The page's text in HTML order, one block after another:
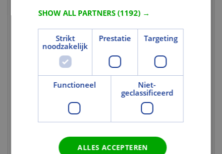
Kleur en Oppervlak
Uitgebreide
toelichting 1
VELUX elektrische lichtregulerende
rolgordijnen netstroom kunnen op
afstand bediend worden en bieden
lichtregulering en privacy in kamers die
niet helemaal hoeven te worden
netstroom kunnen naadloos worden
aangesloten op uw VELUX elektrische
SHOW ALL PARTNERS(1192) →
Strikt
noodzakelijk
Prestatie Targeting
Functioneel
Niet-
geclassificeerd
ALLES ACCEPTEREN